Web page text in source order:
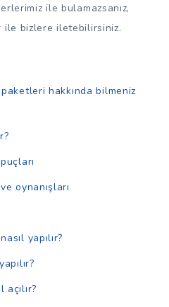
ile bulamazsanız,
ile bizlere iletebilirsiniz.
hakkında bilmeniz
oynanışları
yapılır?